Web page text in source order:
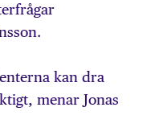
kan dra
menar Jonas